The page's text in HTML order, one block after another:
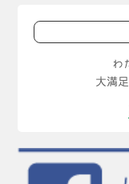
わ
大満